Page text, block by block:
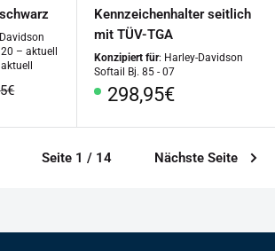
– aktuell
Kennzeichenhalter seitlich
mit TÜV-TGA
Konzipiert für: Harley-Davidson
Softail Bj. 85 - 07
Sonderpreis
298,95€
Seite 1 / 14 Nächste Seite